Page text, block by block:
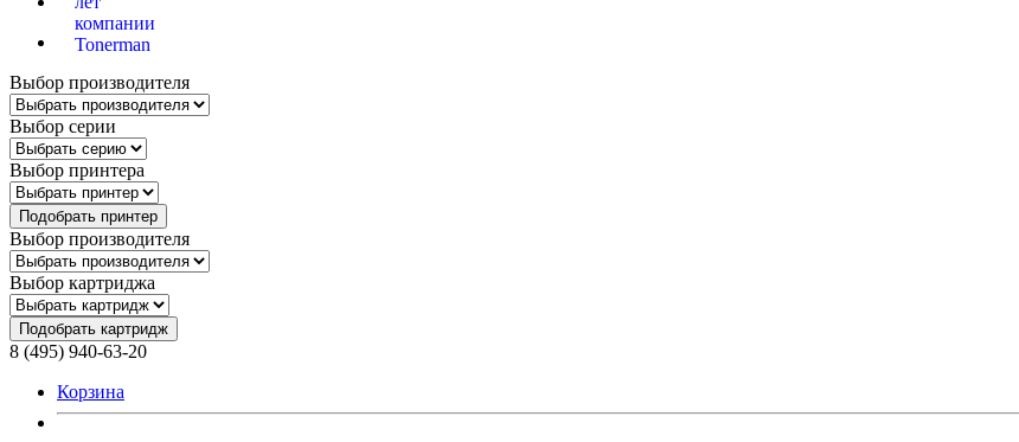
Выбор производителя
Выбор серии
Выбор принтера
Подобрать принтер
Выбор производителя
Выбор картриджа
Подобрать картридж
8 (495) 940-63-20
Корзина